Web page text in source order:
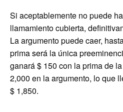
Si aceptablemente no puede
llamamiento cubierta,
La argumento puede caer,
prima será la única
ganará $ 150 con la prima de
2,000 en la argumento, lo que
$ 1,850.